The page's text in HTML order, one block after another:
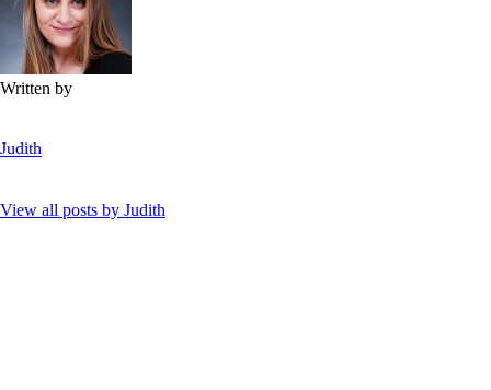
Written by
Judith
View all posts by Judith